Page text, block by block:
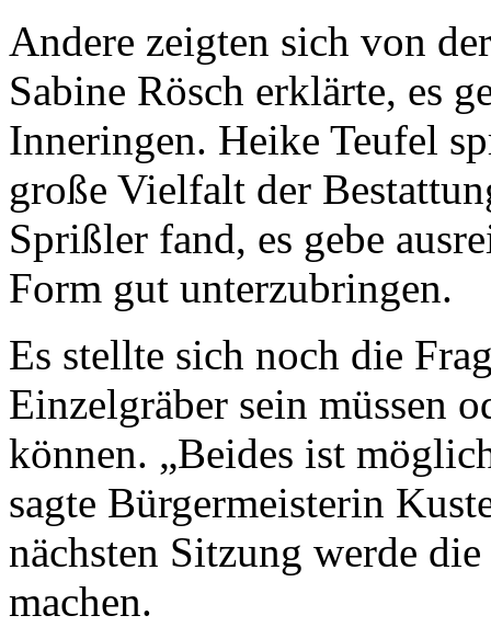
Andere zeigten sich von
Sabine Rösch erklärte, es
Inneringen. Heike Teufel
große Vielfalt der
Sprißler fand, es gebe
Form gut unterzubringen.
Es stellte sich noch die
Einzelgräber sein müssen
können. „Beides ist
sagte Bürgermeisterin
nächsten Sitzung werde
machen.